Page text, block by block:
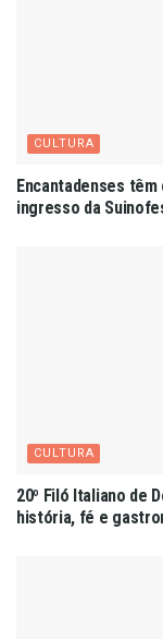
CULTURA
Encantadenses
ingresso da
CULTURA
20º Filó Italiano de
história, fé e